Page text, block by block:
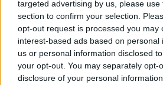
targeted advertising by us, please
section to confirm your selection.
opt-out request is processed you may
interest-based ads based on personal
us or personal information disclosed
your opt-out. You may separately opt-
disclosure of your personal